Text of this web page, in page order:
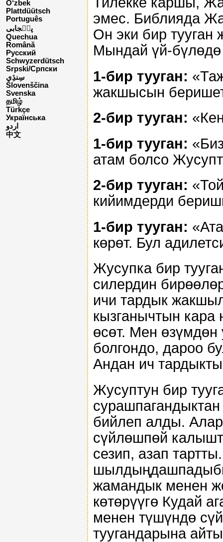
O‘zbek
Plattdüütsch
Português
پن٘جابی
Quechua
Română
Русский
Schwyzerdütsch
Srpski/Српски
Slovenščina
Svenska
தமிழ்
Türkçe
Українська
اردو
中文
эмес. Библияда
Он эки бир тууган
Мындай үй-бүлөдө
1-бир тууган:
жакшысын
2-бир тууган:
1-бир тууган:
атам болсо
2-бир тууган:
кийимдерди
1-бир тууган:
көрөт. Бул
Жусупка бир
силердин
ичи тардык
кызганычтын кара
өсөт. Мен
болгондо, дароо
Андан ич
Жусуптун бир
бийлеп алды.
сүйлөшпөй
сезип, азап
жамандык менен
көтөрүүгө Кудай
менен түшүндө
туугандарына